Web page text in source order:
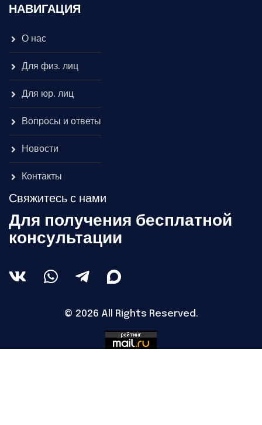
НАВИГАЦИЯ
О нас
Для физ. лиц
Для юр. лиц
Вопросы и ответы
Новости
Контакты
Свяжитесь с нами
Для получения бесплатной
консультации
© 2026 All Rights Reserved.